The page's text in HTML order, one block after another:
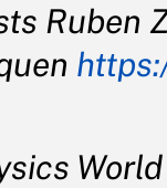
Ruben
World